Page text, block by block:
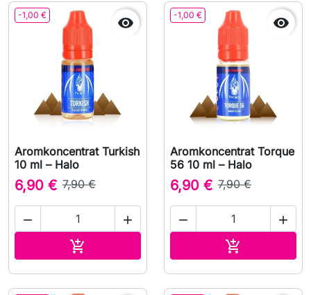
-1,00 € 
Aromkoncentrat Turkish
10 ml – Halo
6,90 € 7,90 €
 

-1,00 € 
Aromkoncentrat Torque
56 10 ml – Halo
6,90 € 7,90 €
 
